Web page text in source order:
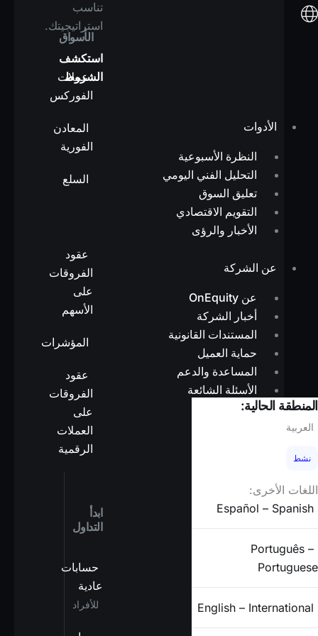
تناسب
استراتيجيتك.
استكشف
الشروط
الأدوات
النظرة الأسبوعية
التحليل الفني اليومي
تعليق السوق
التقويم الاقتصادي
الأخبار والرؤى
عن الشركة
عن OnEquity
أخبار الشركة
المستندات القانونية
حماية العميل
المساعدة والدعم
الأسئلة الشائعة
الأسواق
عملات
الفوركس
المعادن
الفورية
السلع
عقود
الفروقات
على
الأسهم
المؤشرات
عقود
الفروقات
على
العملات
الرقمية
ابدأ
التداول
حسابات
عادية
للأفراد
المنطقة الحالية:
العربية
نشط
اللغات الأخرى:
Español – Spanish
Português –
Portuguese
English – International